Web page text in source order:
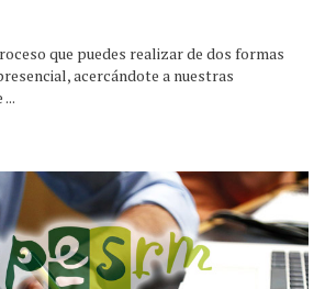
que puedes realizar de dos formas
acercándote a nuestras